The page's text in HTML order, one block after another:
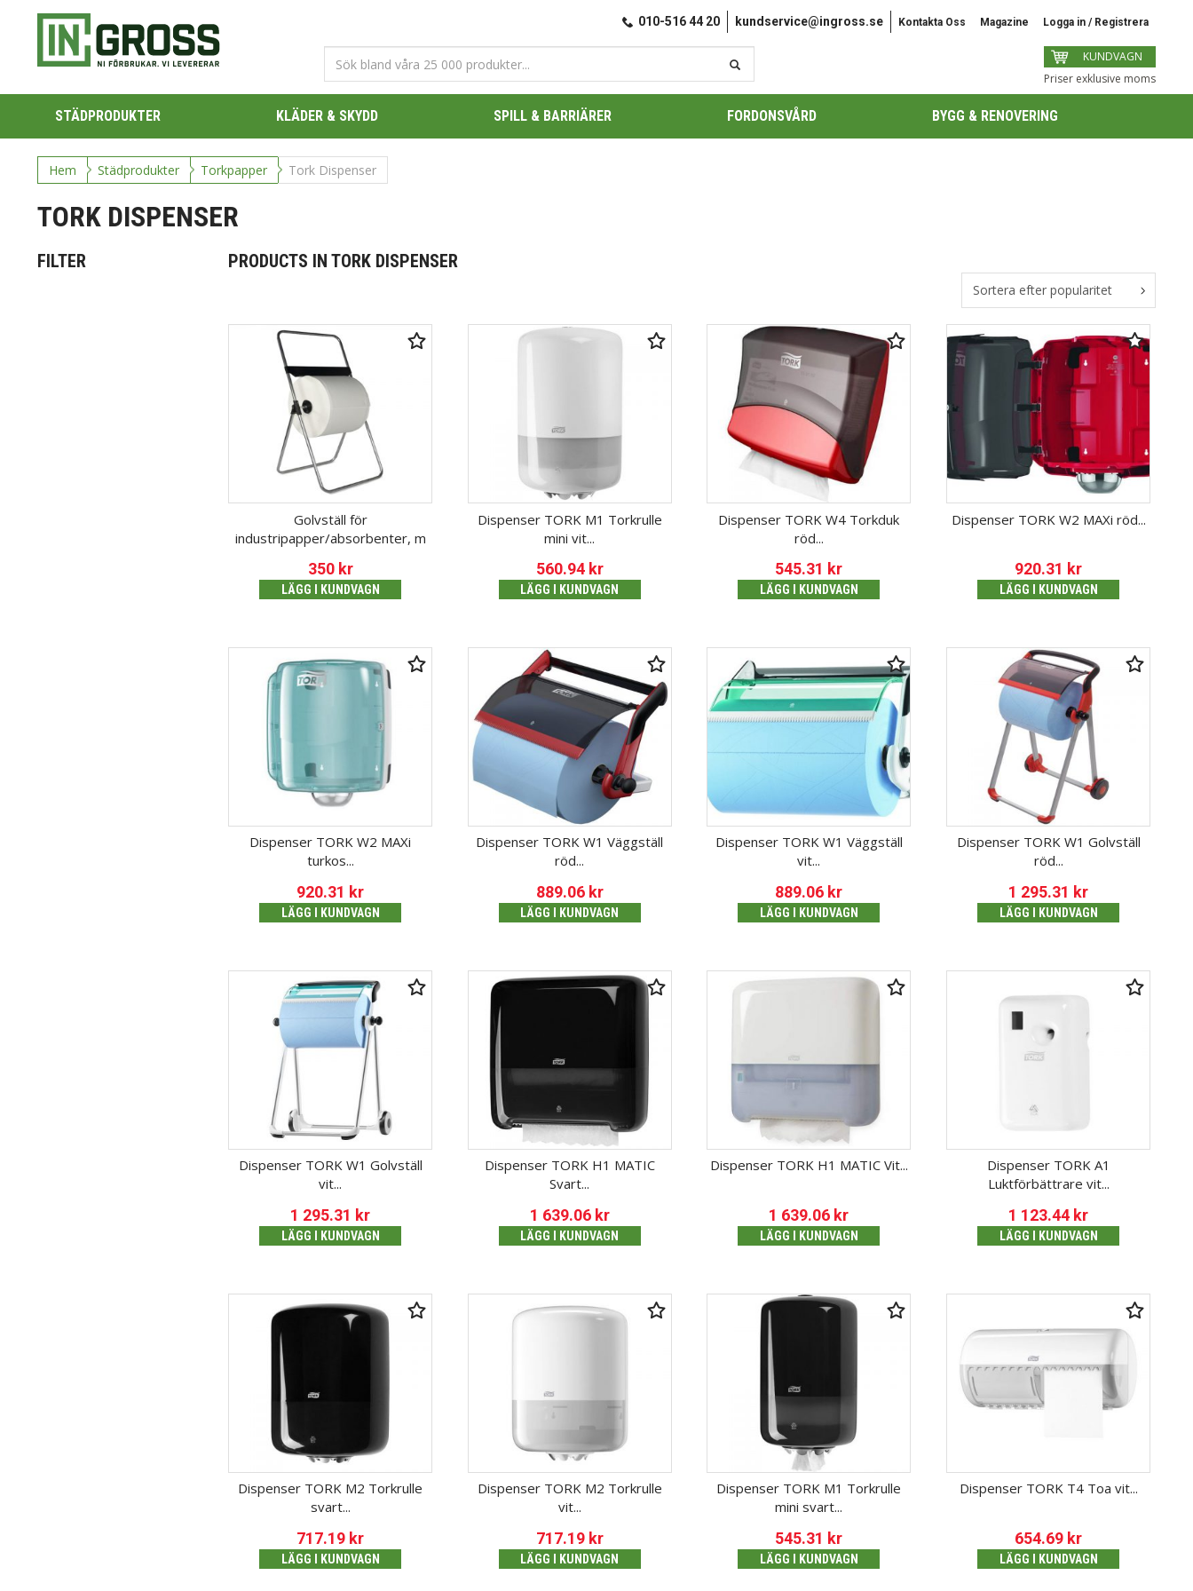
010-516 44 20 kundservice@ingross.se Kontakta Oss Magazine Logga in / Registrera
KUNDVAGN
Priser exklusive moms
STÄDPRODUKTER KLÄDER & SKYDD SPILL & BARRIÄRER FORDONSVÅRD BYGG & RENOVERING
Hem Städprodukter Torkpapper Tork Dispenser
TORK DISPENSER
FILTER PRODUCTS IN TORK DISPENSER
Golvställ för
industripapper/absorbenter, m
350 kr
LÄGG I KUNDVAGN
Dispenser TORK M1 Torkrulle
mini vit...
560.94 kr
LÄGG I KUNDVAGN
Dispenser TORK W4 Torkduk
röd...
545.31 kr
LÄGG I KUNDVAGN
Dispenser TORK W2 MAXi röd...
920.31 kr
LÄGG I KUNDVAGN
Dispenser TORK W2 MAXi
turkos...
920.31 kr
LÄGG I KUNDVAGN
Dispenser TORK W1 Väggställ
röd...
889.06 kr
LÄGG I KUNDVAGN
Dispenser TORK W1 Väggställ
vit...
889.06 kr
LÄGG I KUNDVAGN
Dispenser TORK W1 Golvställ
röd...
1 295.31 kr
LÄGG I KUNDVAGN
Dispenser TORK W1 Golvställ
vit...
1 295.31 kr
LÄGG I KUNDVAGN
Dispenser TORK H1 MATIC
Svart...
1 639.06 kr
LÄGG I KUNDVAGN
Dispenser TORK H1 MATIC Vit...
1 639.06 kr
LÄGG I KUNDVAGN
Dispenser TORK A1
Luktförbättrare vit...
1 123.44 kr
LÄGG I KUNDVAGN
Dispenser TORK M2 Torkrulle
svart...
717.19 kr
LÄGG I KUNDVAGN
Dispenser TORK M2 Torkrulle
vit...
717.19 kr
LÄGG I KUNDVAGN
Dispenser TORK M1 Torkrulle
mini svart...
545.31 kr
LÄGG I KUNDVAGN
Dispenser TORK T4 Toa vit...
654.69 kr
LÄGG I KUNDVAGN